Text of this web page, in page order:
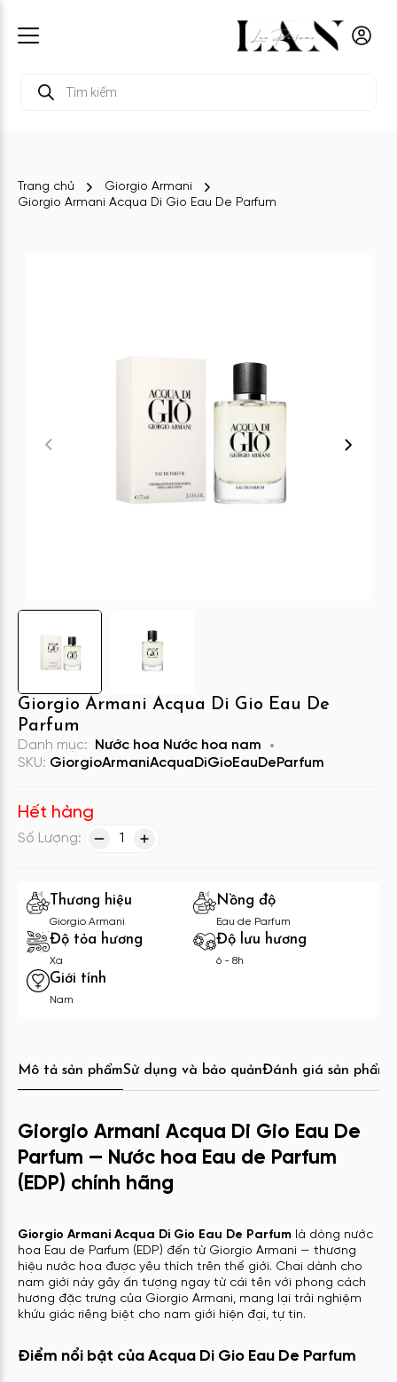
kiếm
Trang chủ
Giorgio Armani
Giorgio Armani Acqua Di Gio Eau De Parfum
Giorgio Armani Acqua Di Gio Eau De
Parfum
Danh mục: Nước hoa Nước hoa nam
SKU: GiorgioArmaniAcquaDiGioEauDeParfum
Hết hàng
Số Lượng: 1
Thương hiệu
Giorgio Armani
Nồng độ
Eau de Parfum
Độ tỏa hương
Xa
Độ lưu hương
6 - 8h
Giới tính
Nam
Mô tả sản phẩmSử dụng và bảo quảnĐánh giá sản phẩm
Giorgio Armani Acqua Di Gio Eau De
Parfum — Nước hoa Eau de Parfum
(EDP) chính hãng
Giorgio Armani Acqua Di Gio Eau De Parfum là dòng nước
hoa Eau de Parfum (EDP) đến từ Giorgio Armani — thương
hiệu nước hoa được yêu thích trên thế giới. Chai dành cho
nam giới này gây ấn tượng ngay từ cái tên với phong cách
hương đặc trưng của Giorgio Armani, mang lại trải nghiệm
khứu giác riêng biệt cho nam giới hiện đại, tự tin.
Điểm nổi bật của Acqua Di Gio Eau De Parfum